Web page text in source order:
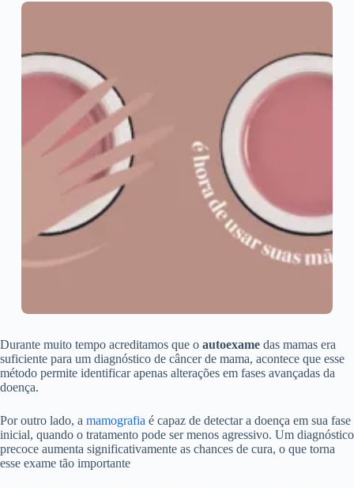
Durante muito tempo acreditamos que o autoexame das mamas era
suficiente para um diagnóstico de câncer de mama, acontece que esse
método permite identificar apenas alterações em fases avançadas da
doença.
Por outro lado, a mamografia é capaz de detectar a doença em sua fase
inicial, quando o tratamento pode ser menos agressivo. Um diagnóstico
precoce aumenta significativamente as chances de cura, o que torna
esse exame tão importante